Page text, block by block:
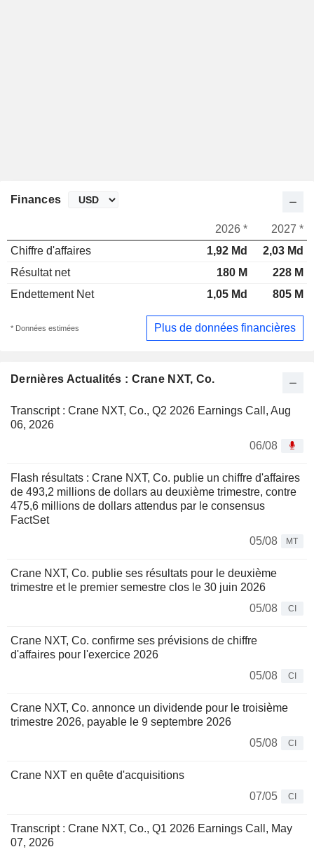
Dernières Actualités : Crane NXT, Co.
Transcript : Crane NXT, Co., Q2 2026 Earnings Call, Aug
06, 2026
06/08
Flash résultats : Crane NXT, Co. publie un chiffre d'affaires
de 493,2 millions de dollars au deuxième trimestre, contre
475,6 millions de dollars attendus par le consensus
FactSet
05/08
MT
Crane NXT, Co. publie ses résultats pour le deuxième
trimestre et le premier semestre clos le 30 juin 2026
05/08
CI
Crane NXT, Co. confirme ses prévisions de chiffre
d'affaires pour l'exercice 2026
05/08
CI
Crane NXT, Co. annonce un dividende pour le troisième
trimestre 2026, payable le 9 septembre 2026
05/08
CI
Crane NXT en quête d'acquisitions
07/05
CI
Transcript : Crane NXT, Co., Q1 2026 Earnings Call, May
07, 2026
Finances
2026 *
2027 *
Chiffre d'affaires
1,92 Md
2,03 Md
Résultat net
180 M
228 M
Endettement Net
1,05 Md 805 M
* Données estimées Plus de données financières